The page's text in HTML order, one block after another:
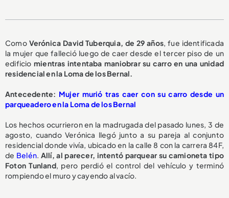
Como Verónica David Tuberquia, de 29 años, fue identificada
la mujer que falleció luego de caer desde el tercer piso de un
edificio mientras intentaba maniobrar su carro en una unidad
residencial en la Loma de los Bernal.
Antecedente: Mujer murió tras caer con su carro desde un
parqueadero en la Loma de los Bernal
Los hechos ocurrieron en la madrugada del pasado lunes, 3 de
agosto, cuando Verónica llegó junto a su pareja al conjunto
residencial donde vivía, ubicado en la calle 8 con la carrera 84F,
de Belén. Allí, al parecer, intentó parquear su camioneta tipo
Foton Tunland, pero perdió el control del vehículo y terminó
rompiendo el muro y cayendo al vacío.